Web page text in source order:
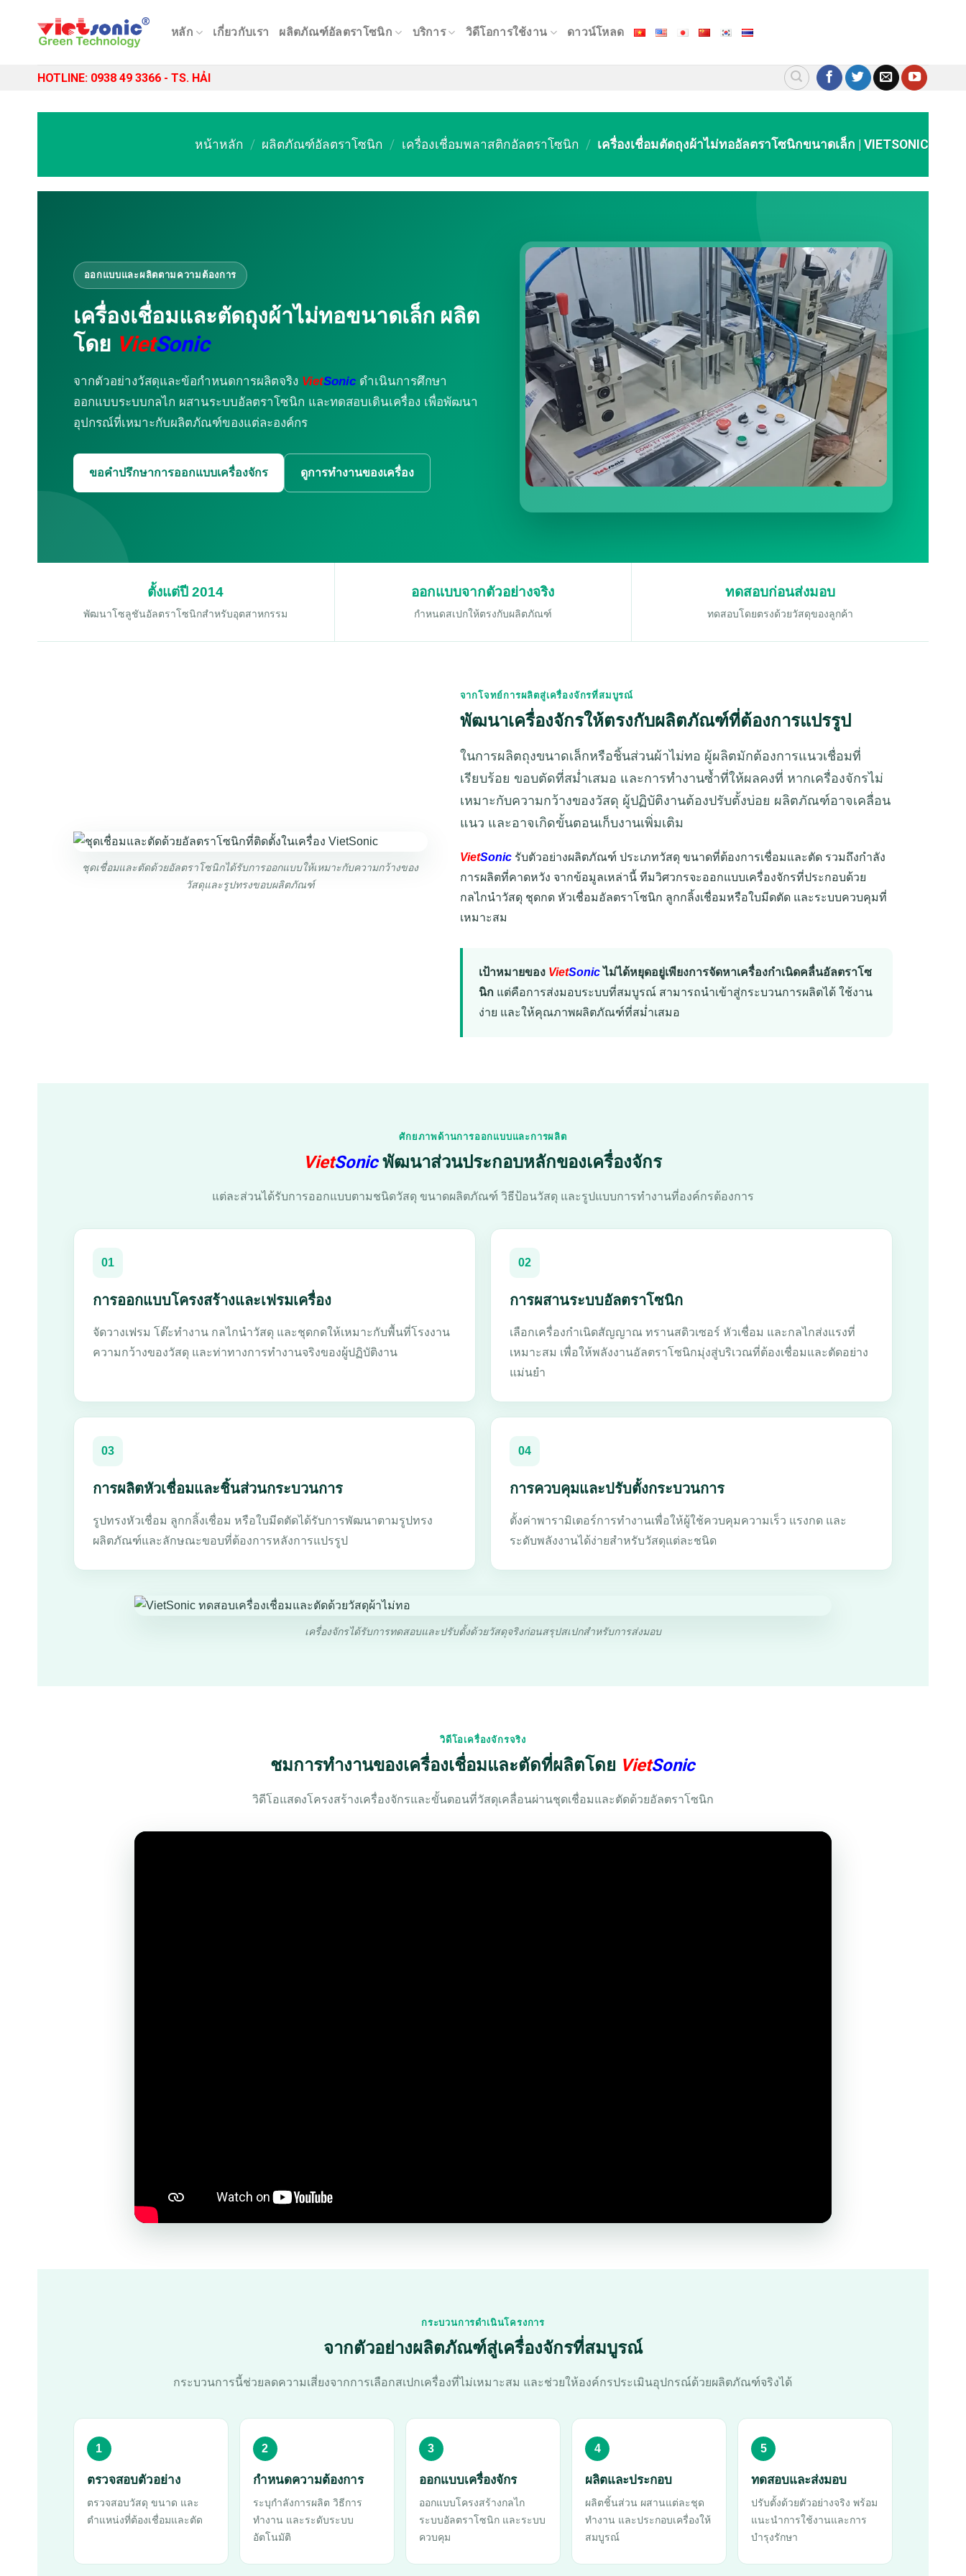
content
หลัก เกี่ยวกับเรา ผลิตภัณฑ์อัลตราโซนิก บริการ วิดีโอการใช้งาน ดาวน์โหลด
HOTLINE: 0938 49 3366 - TS. HẢI
หน้าหลัก / ผลิตภัณฑ์อัลตราโซนิก / เครื่องเชื่อมพลาสติกอัลตราโซนิก / เครื่องเชื่อมตัดถุงผ้าไม่ทออัลตราโซนิกขนาดเล็ก | VIETSONIC
ออกแบบและผลิตตามความต้องการ
เครื่องเชื่อมและตัดถุงผ้าไม่ทอขนาดเล็ก ผลิต
โดย VietSonic
จากตัวอย่างวัสดุและข้อกำหนดการผลิตจริง VietSonicดำเนินการศึกษา
ออกแบบระบบกลไก ผสานระบบอัลตราโซนิก และทดสอบเดินเครื่อง เพื่อพัฒนา
อุปกรณ์ที่เหมาะกับผลิตภัณฑ์ของแต่ละองค์กร
ขอคำปรึกษาการออกแบบเครื่องจักร ดูการทำงานของเครื่อง
ตั้งแต่ปี 2014
พัฒนาโซลูชันอัลตราโซนิกสำหรับอุตสาหกรรม
ออกแบบจากตัวอย่างจริง
กำหนดสเปกให้ตรงกับผลิตภัณฑ์
ทดสอบก่อนส่งมอบ
ทดสอบโดยตรงด้วยวัสดุของลูกค้า
ชุดเชื่อมและตัดด้วยอัลตราโซนิกได้รับการออกแบบให้เหมาะกับความกว้างของ
วัสดุและรูปทรงขอบผลิตภัณฑ์
จากโจทย์การผลิตสู่เครื่องจักรที่สมบูรณ์
พัฒนาเครื่องจักรให้ตรงกับผลิตภัณฑ์ที่ต้องการแปรรูป
ในการผลิตถุงขนาดเล็กหรือชิ้นส่วนผ้าไม่ทอ ผู้ผลิตมักต้องการแนวเชื่อมที่
เรียบร้อย ขอบตัดที่สม่ำเสมอ และการทำงานซ้ำที่ให้ผลคงที่ หากเครื่องจักรไม่
เหมาะกับความกว้างของวัสดุ ผู้ปฏิบัติงานต้องปรับตั้งบ่อย ผลิตภัณฑ์อาจเคลื่อน
แนว และอาจเกิดขั้นตอนเก็บงานเพิ่มเติม
VietSonicรับตัวอย่างผลิตภัณฑ์ ประเภทวัสดุ ขนาดที่ต้องการเชื่อมและตัด รวมถึงกำลัง
การผลิตที่คาดหวัง จากข้อมูลเหล่านี้ ทีมวิศวกรจะออกแบบเครื่องจักรที่ประกอบด้วย
กลไกนำวัสดุ ชุดกด หัวเชื่อมอัลตราโซนิก ลูกกลิ้งเชื่อมหรือใบมีดตัด และระบบควบคุมที่
เหมาะสม
เป้าหมายของ VietSonicไม่ได้หยุดอยู่เพียงการจัดหาเครื่องกำเนิดคลื่นอัลตราโซ
นิก แต่คือการส่งมอบระบบที่สมบูรณ์ สามารถนำเข้าสู่กระบวนการผลิตได้ ใช้งาน
ง่าย และให้คุณภาพผลิตภัณฑ์ที่สม่ำเสมอ
ศักยภาพด้านการออกแบบและการผลิต
VietSonicพัฒนาส่วนประกอบหลักของเครื่องจักร
แต่ละส่วนได้รับการออกแบบตามชนิดวัสดุ ขนาดผลิตภัณฑ์ วิธีป้อนวัสดุ และรูปแบบการทำงานที่องค์กรต้องการ
01
การออกแบบโครงสร้างและเฟรมเครื่อง
จัดวางเฟรม โต๊ะทำงาน กลไกนำวัสดุ และชุดกดให้เหมาะกับพื้นที่โรงงาน
ความกว้างของวัสดุ และท่าทางการทำงานจริงของผู้ปฏิบัติงาน
02
การผสานระบบอัลตราโซนิก
เลือกเครื่องกำเนิดสัญญาณ ทรานสดิวเซอร์ หัวเชื่อม และกลไกส่งแรงที่
เหมาะสม เพื่อให้พลังงานอัลตราโซนิกมุ่งสู่บริเวณที่ต้องเชื่อมและตัดอย่าง
แม่นยำ
03
การผลิตหัวเชื่อมและชิ้นส่วนกระบวนการ
รูปทรงหัวเชื่อม ลูกกลิ้งเชื่อม หรือใบมีดตัดได้รับการพัฒนาตามรูปทรง
ผลิตภัณฑ์และลักษณะขอบที่ต้องการหลังการแปรรูป
04
การควบคุมและปรับตั้งกระบวนการ
ตั้งค่าพารามิเตอร์การทำงานเพื่อให้ผู้ใช้ควบคุมความเร็ว แรงกด และ
ระดับพลังงานได้ง่ายสำหรับวัสดุแต่ละชนิด
เครื่องจักรได้รับการทดสอบและปรับตั้งด้วยวัสดุจริงก่อนสรุปสเปกสำหรับการส่งมอบ
วิดีโอเครื่องจักรจริง
ชมการทำงานของเครื่องเชื่อมและตัดที่ผลิตโดย VietSonic
วิดีโอแสดงโครงสร้างเครื่องจักรและขั้นตอนที่วัสดุเคลื่อนผ่านชุดเชื่อมและตัดด้วยอัลตราโซนิก
กระบวนการดำเนินโครงการ
จากตัวอย่างผลิตภัณฑ์สู่เครื่องจักรที่สมบูรณ์
กระบวนการนี้ช่วยลดความเสี่ยงจากการเลือกสเปกเครื่องที่ไม่เหมาะสม และช่วยให้องค์กรประเมินอุปกรณ์ด้วยผลิตภัณฑ์จริงได้
1
ตรวจสอบตัวอย่าง
ตรวจสอบวัสดุ ขนาด และ
ตำแหน่งที่ต้องเชื่อมและตัด
2
กำหนดความต้องการ
ระบุกำลังการผลิต วิธีการ
ทำงาน และระดับระบบ
อัตโนมัติ
3
ออกแบบเครื่องจักร
ออกแบบโครงสร้างกลไก
ระบบอัลตราโซนิก และระบบ
ควบคุม
4
ผลิตและประกอบ
ผลิตชิ้นส่วน ผสานแต่ละชุด
ทำงาน และประกอบเครื่องให้
สมบูรณ์
5
ทดสอบและส่งมอบ
ปรับตั้งด้วยตัวอย่างจริง พร้อม
แนะนำการใช้งานและการ
บำรุงรักษา